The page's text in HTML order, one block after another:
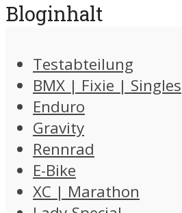
Bloginhalt
Testabteilung
BMX | Fixie |
Enduro
Gravity
Rennrad
E-Bike
XC | Marathon